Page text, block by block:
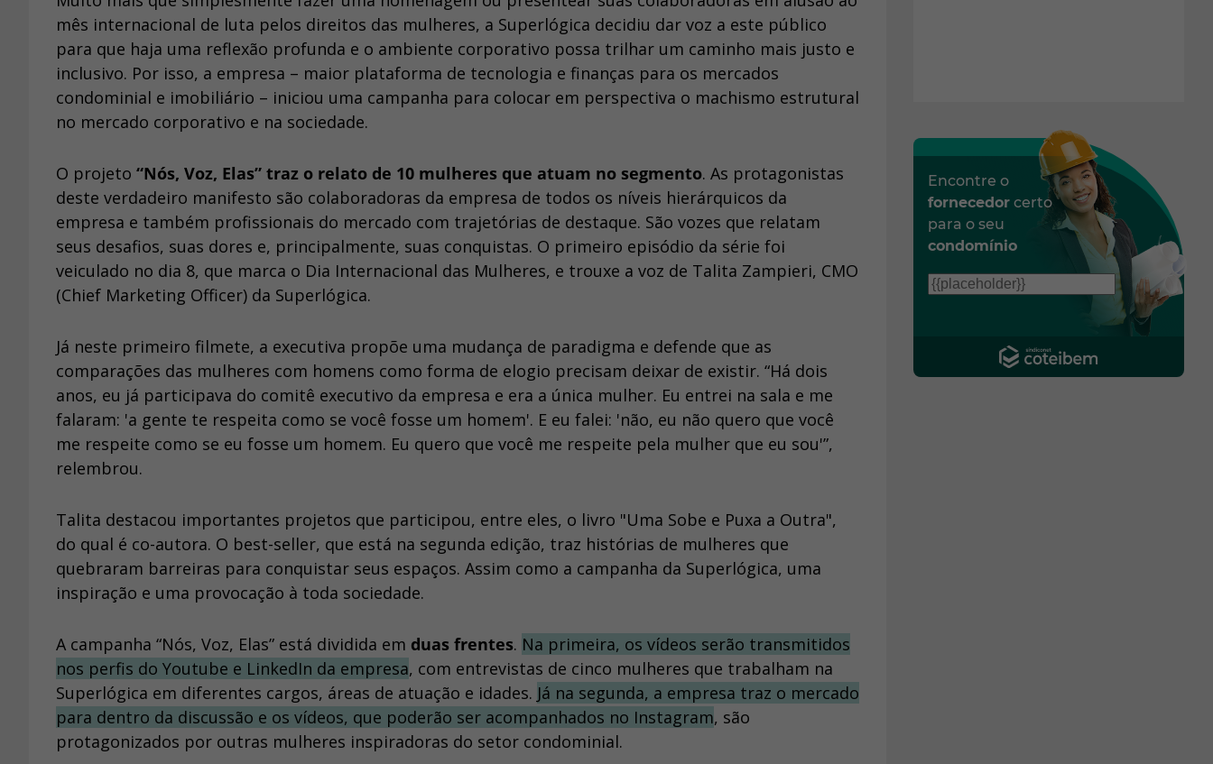
mês internacional de luta pelos direitos das mulheres, a Superlógica decidiu dar voz a este público
para que haja uma reflexão profunda e o ambiente corporativo possa trilhar um caminho mais justo e
inclusivo. Por isso, a empresa – maior plataforma de tecnologia e finanças para os mercados
condominial e imobiliário – iniciou uma campanha para colocar em perspectiva o machismo estrutural
no mercado corporativo e na sociedade.
O projeto “Nós, Voz, Elas” traz o relato de 10 mulheres que atuam no segmento. As protagonistas
deste verdadeiro manifesto são colaboradoras da empresa de todos os níveis hierárquicos da
empresa e também profissionais do mercado com trajetórias de destaque. São vozes que relatam
seus desafios, suas dores e, principalmente, suas conquistas. O primeiro episódio da série foi
veiculado no dia 8, que marca o Dia Internacional das Mulheres, e trouxe a voz de Talita Zampieri, CMO
(Chief Marketing Officer) da Superlógica.
Já neste primeiro filmete, a executiva propõe uma mudança de paradigma e defende que as
comparações das mulheres com homens como forma de elogio precisam deixar de existir. “Há dois
anos, eu já participava do comitê executivo da empresa e era a única mulher. Eu entrei na sala e me
falaram: 'a gente te respeita como se você fosse um homem'. E eu falei: 'não, eu não quero que você
me respeite como se eu fosse um homem. Eu quero que você me respeite pela mulher que eu sou'”,
relembrou.
Talita destacou importantes projetos que participou, entre eles, o livro "Uma Sobe e Puxa a Outra",
do qual é co-autora. O best-seller, que está na segunda edição, traz histórias de mulheres que
quebraram barreiras para conquistar seus espaços. Assim como a campanha da Superlógica, uma
inspiração e uma provocação à toda sociedade.
A campanha “Nós, Voz, Elas” está dividida em duas frentes. Na primeira, os vídeos serão transmitidos
nos perfis do Youtube e LinkedIn da empresa, com entrevistas de cinco mulheres que trabalham na
Superlógica em diferentes cargos, áreas de atuação e idades. Já na segunda, a empresa traz o mercado
para dentro da discussão e os vídeos, que poderão ser acompanhados no Instagram, são
protagonizados por outras mulheres inspiradoras do setor condominial.
Encontre o
fornecedor certo
para o seu
condomínio